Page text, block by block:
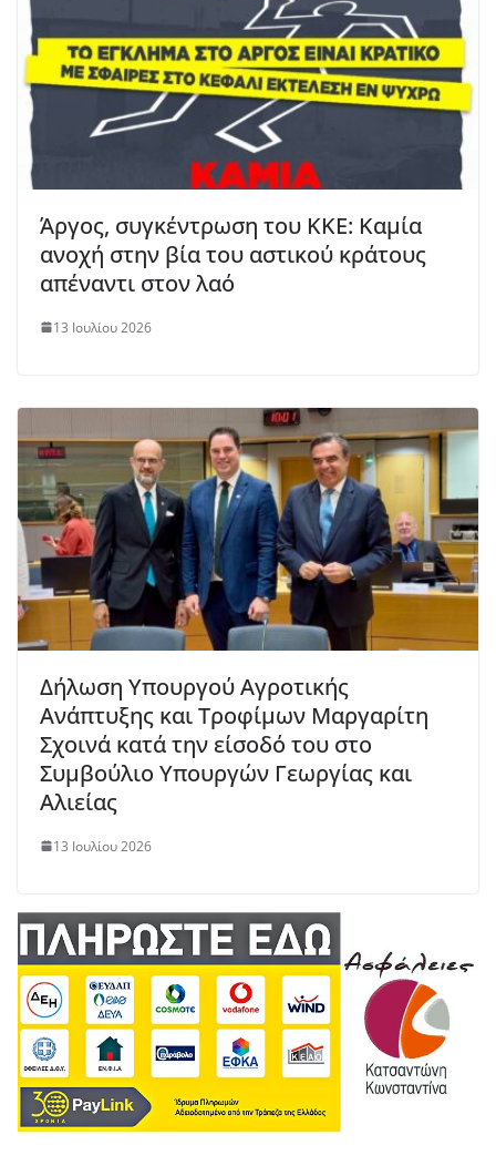
Άργος, συγκέντρωση του ΚΚΕ: Καμία
ανοχή στην βία του αστικού κράτους
απέναντι στον λαό
13 Ιουλίου 2026
Δήλωση Υπουργού Αγροτικής
Ανάπτυξης και Τροφίμων Μαργαρίτη
Σχοινά κατά την είσοδό του στο
Συμβούλιο Υπουργών Γεωργίας και
Αλιείας
13 Ιουλίου 2026